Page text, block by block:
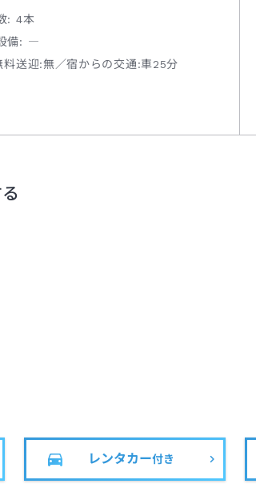
: 4本
備: ―
料送迎:無／宿からの交通:車25分
レンタカー付き